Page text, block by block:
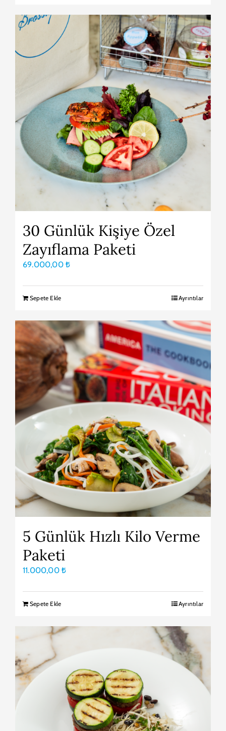
30 Günlük Kişiye Özel
Zayıflama Paketi
69.000,00 ₺
Sepete Ekle Ayrıntılar
5 Günlük Hızlı Kilo Verme
Paketi
11.000,00 ₺
Sepete Ekle Ayrıntılar